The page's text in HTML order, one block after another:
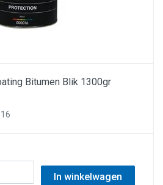
Bitumen Blik 1300gr
In winkelwagen